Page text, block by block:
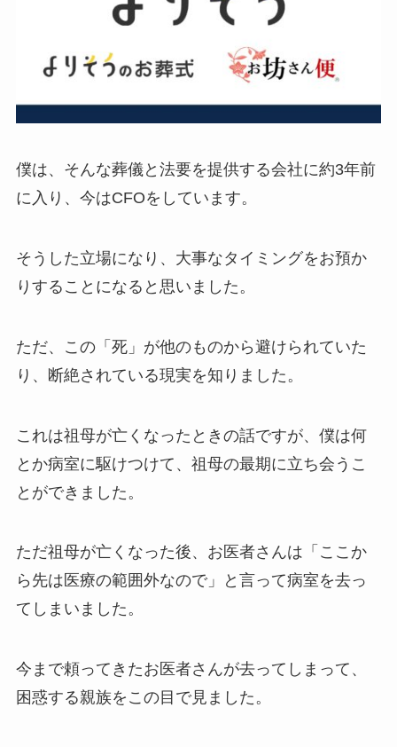
僕は、そんな葬儀と法要を提供する会社に約3年前
に入り、今はCFOをしています。
そうした立場になり、大事なタイミングをお預か
りすることになると思いました。
ただ、この「死」が他のものから避けられていた
り、断絶されている現実を知りました。
これは祖母が亡くなったときの話ですが、僕は何
とか病室に駆けつけて、祖母の最期に立ち会うこ
とができました。
ただ祖母が亡くなった後、お医者さんは「ここか
ら先は医療の範囲外なので」と言って病室を去っ
てしまいました。
今まで頼ってきたお医者さんが去ってしまって、
困惑する親族をこの目で見ました。